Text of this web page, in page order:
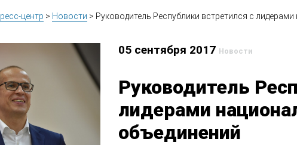
центр > Новости > Руководитель Республики встретился с
05 сентября 2017 Новости
Руководитель
лидерами
объединений